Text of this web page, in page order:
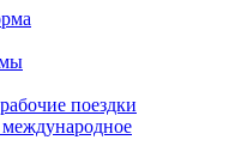
поездки